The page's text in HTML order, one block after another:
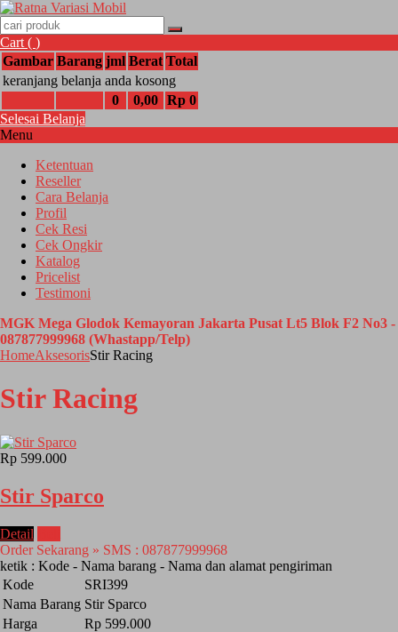
Cart ( )
Gambar Barang jml Berat Total
keranjang belanja anda kosong
0
0,00 Rp 0
Selesai Belanja
Menu
Ketentuan
Reseller
Cara Belanja
Profil
Cek Resi
Cek Ongkir
Katalog
Pricelist
Testimoni
MGK Mega Glodok Kemayoran Jakarta Pusat Lt5 Blok F2 No3 -
087877999968 (Whastapp/Telp)
HomeAksesorisStir Racing
Stir Racing
Rp 599.000
Stir Sparco
Detail
Order Sekarang » SMS : 087877999968
ketik : Kode - Nama barang - Nama dan alamat pengiriman
Kode
SRI399
Nama Barang Stir Sparco
Harga
Rp 599.000